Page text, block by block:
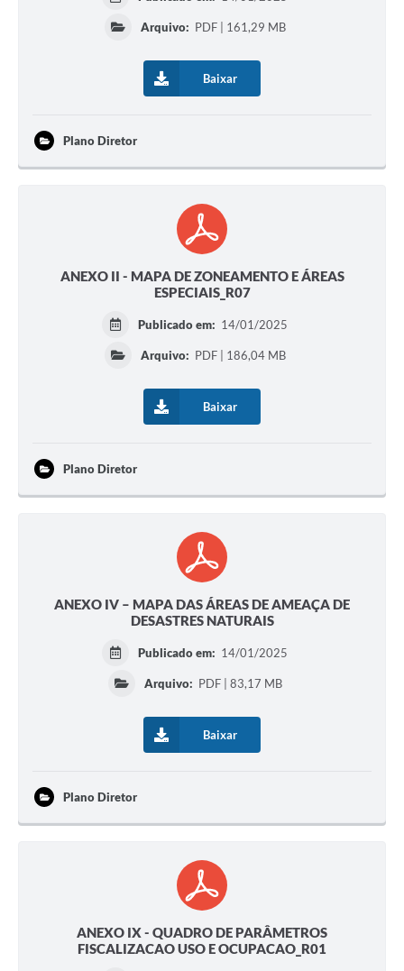
Arquivo: PDF | 161,29 MB
Baixar
Plano Diretor
ANEXO II - MAPA DE ZONEAMENTO E ÁREAS
ESPECIAIS_R07
Publicado em: 14/01/2025
Arquivo: PDF | 186,04 MB
Baixar
Plano Diretor
ANEXO IV – MAPA DAS ÁREAS DE AMEAÇA DE
DESASTRES NATURAIS
Publicado em: 14/01/2025
Arquivo: PDF | 83,17 MB
Baixar
Plano Diretor
ANEXO IX - QUADRO DE PARÂMETROS
FISCALIZACAO USO E OCUPACAO_R01